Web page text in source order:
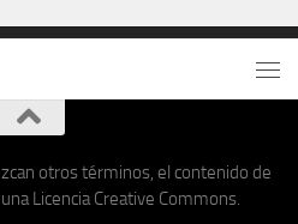
otros términos, el contenido de
Licencia Creative Commons.